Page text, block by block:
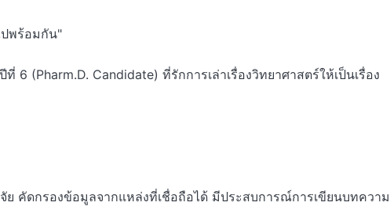
พร้อมกัน"
(Pharm.D. Candidate) ที่รักการเล่าเรื่องวิทยาศาสตร์ให้เป็นเรื่อง
ย คัดกรองข้อมูลจากแหล่งที่เชื่อถือได้ มีประสบการณ์การเขียนบทความ